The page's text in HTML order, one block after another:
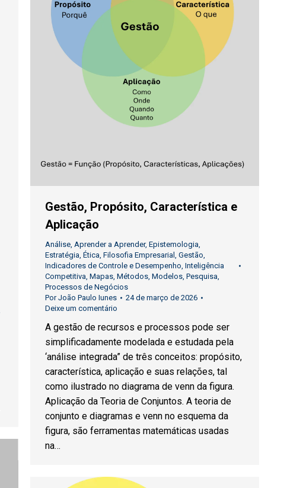
Gestão, Propósito, Característica e
Aplicação
Análise, Aprender a Aprender, Epistemologia,
Estratégia, Ética, Filosofia Empresarial , Gestão,
Indicadores de Controle e Desempenho, Inteligência
Competitiva, Mapas, Métodos, Modelos, Pesquisa,
Processos de Negócios
PorJoão Paulo Iunes
24 de março de 2026
Deixe um comentário
A gestão de recursos e processos pode ser
simplificadamente modelada e estudada pela
‘análise integrada” de três conceitos: propósito,
característica, aplicação e suas relações, tal
como ilustrado no diagrama de venn da figura.
Aplicação da Teoria de Conjuntos. A teoria de
conjunto e diagramas e venn no esquema da
figura, são ferramentas matemáticas usadas
na…